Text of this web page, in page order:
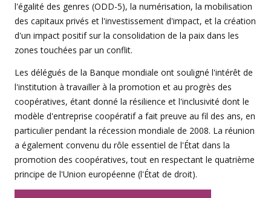
l'égalité des genres (ODD-5), la numérisation, la mobilisation
des capitaux privés et l'investissement d'impact, et la création
d'un impact positif sur la consolidation de la paix dans les
zones touchées par un conflit.
Les délégués de la Banque mondiale ont souligné l'intérêt de
l'institution à travailler à la promotion et au progrès des
coopératives, étant donné la résilience et l'inclusivité dont le
modèle d'entreprise coopératif a fait preuve au fil des ans, en
particulier pendant la récession mondiale de 2008. La réunion
a également convenu du rôle essentiel de l'État dans la
promotion des coopératives, tout en respectant le quatrième
principe de l'Union européenne (l'État de droit).